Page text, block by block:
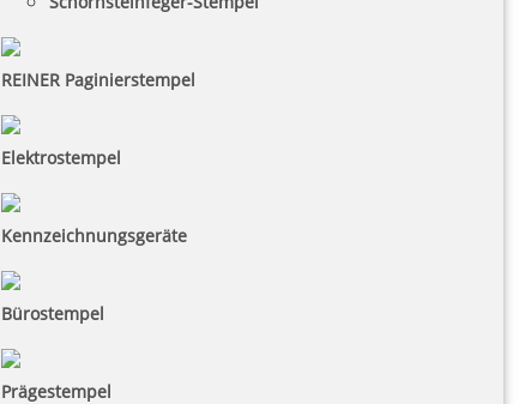
REINER Paginierstempel
Elektrostempel
Kennzeichnungsgeräte
Bürostempel
Prägestempel